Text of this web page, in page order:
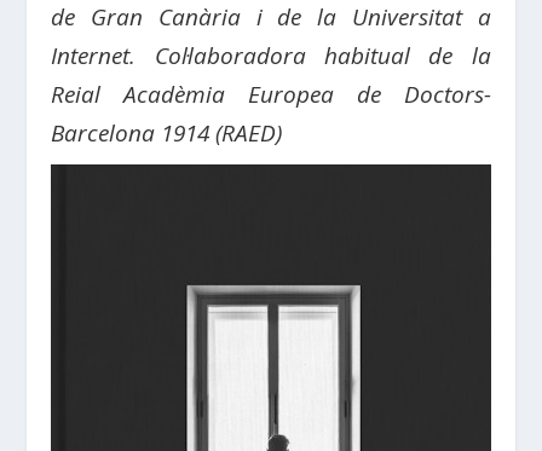
de Gran Canària i de la Universitat a
Internet. Col·laboradora habitual de la
Reial Acadèmia Europea de Doctors-
Barcelona 1914 (RAED)